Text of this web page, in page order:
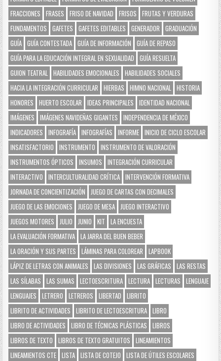
FRACCIONES
FRASES FRISO DE NAVIDAD FRISOS
FRUTAS Y VERDURAS
FUNDAMENTOS
GAFETES GAFETES EDITABLES GENERADOR
GRADUACIÓN
GUÍA GUÍA CONTESTADA GUÍA DE INFORMACIÓN
GUÍA DE REPASO
GUÍA PARA LA EDUCACIÓN INTEGRAL EN SEXUALIDAD
GUÍA RESUELTA
GUION TEATRAL HABILIDADES EMOCIONALES
HABILIDADES SOCIALES
HACIA LA INTEGRACIÓN CURRICULAR
HIERBAS HIMNO NACIONAL HISTORIA
HONORES
HUERTO ESCOLAR IDEAS PRINCIPALES
IDENTIDAD NACIONAL
IMÁGENES
IMÁGENES NAVIDEÑAS GIGANTES
INDEPENDENCIA DE MÉXICO
INDICADORES
INFOGRAFÍA INFOGRAFÍAS INFORME INICIO DE CICLO ESCOLAR
INSATISFACTORIO
INSTRUMENTO
INSTRUMENTO DE VALORACIÓN
INSTRUMENTOS ÓPTICOS
INSUMOS
INTEGRACIÓN CURRICULAR
INTERACTIVO
INTERCULTURALIDAD CRÍTICA INTERVENCIÓN FORMATIVA
JORNADA DE CONCIENTIZACIÓN
JUEGO DE CARTAS CON DECIMALES
JUEGO DE LAS EMOCIONES
JUEGO DE MESA JUEGO INTERACTIVO
JUEGOS MOTORES
JULIO JUNIO KIT
LA ENCUESTA
LA EVALUACIÓN FORMATIVA LA JARRA DEL BUEN BEBER
LA ORACIÓN Y SUS PARTES
LÁMINAS PARA COLOREAR
LAPBOOK
LÁPIZ DE LETRAS CON ANIMALES
LAS DIVISIONES LAS GRÁFICAS
LAS RESTAS
LAS SÍLABAS
LAS SUMAS LECTOESCRITURA LECTURA LECTURAS
LENGUAJE
LENGUAJES
LETRERO LETREROS LIBERTAD
LIBRITO
LIBRITO DE ACTIVIDADES
LIBRITO DE LECTOESCRITURA LIBRO
LIBRO DE ACTIVIDADES
LIBRO DE TÉCNICAS PLÁSTICAS
LIBROS
LIBROS DE TEXTO
LIBROS DE TEXTO GRATUITOS
LINEAMIENTOS
LINEAMIENTOS CTE LISTA LISTA DE COTEJO
LISTA DE ÚTILES ESCOLARES